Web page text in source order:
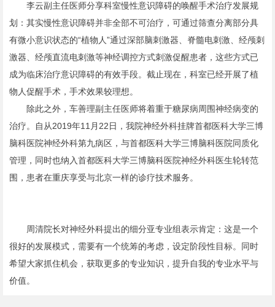
李云副主任医师分享科室慢性意识障碍的唤醒手术治疗发展规
划：其实慢性意识障碍并非全部不可治疗，可通过筛查分离部分具
有微小意识状态的“植物人”通过深部脑刺激器、脊髓电刺激、经颅刺
激器、经颅直流电刺激等神经调控方式刺激促醒患者，这些方式已
成为临床治疗意识障碍的有效手段。截止现在，科室已经开展了植
物人促醒手术，手术效果较理想。
除此之外，车善理副主任医师将着重于糖尿病周围神经病变的
治疗。自从2019年11月22日，我院神经外科挂牌首都医科大学三博
脑科医院神经外科第九病区，与首都医科大学三博脑科医院同质化
管理，同时也纳入首都医科大学三博脑科医院神经外科医生轮转范
围，患者在重庆享受与北京一样的诊疗技术服务。
周清院长对神经外科提出的细分亚专业组表示肯定：这是一个
很好的发展模式，需要有一个统筹的考虑，设定阶段性目标。同时
希望大家抓住机会，获取更多的专业知识，提升自我的专业水平与
价值。